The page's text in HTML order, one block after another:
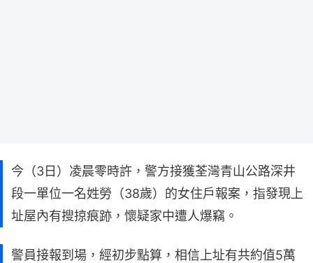
今（3日）凌晨零時許，警方接獲荃灣青山公路深井
段一單位一名姓勞（38歲）的女住戶報案，指發現上
址屋內有搜掠痕跡，懷疑家中遭人爆竊。
警員接報到場，經初步點算，相信上址有共約值5萬